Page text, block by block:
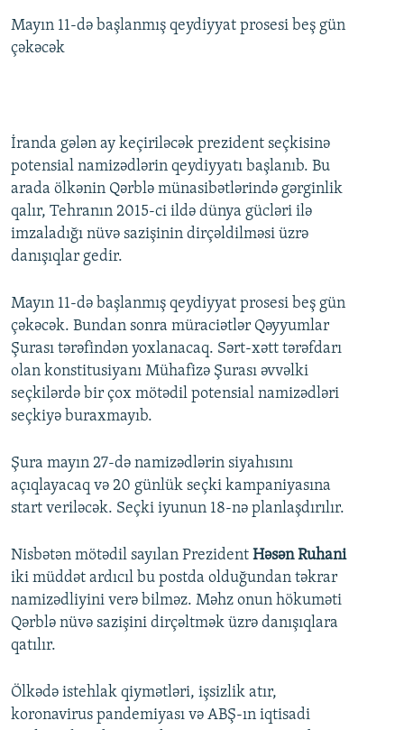
BIZIMLƏ ƏLAQƏ
XƏBƏR BÜLLETENLƏRIMIZ
Mayın 11-də başlanmış qeydiyyat prosesi beş gün
çəkəcək
İranda gələn ay keçiriləcək prezident seçkisinə
potensial namizədlərin qeydiyyatı başlanıb. Bu
arada ölkənin Qərblə münasibətlərində gərginlik
qalır, Tehranın 2015-ci ildə dünya gücləri ilə
imzaladığı nüvə sazişinin dirçəldilməsi üzrə
danışıqlar gedir.
Mayın 11-də başlanmış qeydiyyat prosesi beş gün
çəkəcək. Bundan sonra müraciətlər Qəyyumlar
Şurası tərəfindən yoxlanacaq. Sərt-xətt tərəfdarı
olan konstitusiyanı Mühafizə Şurası əvvəlki
seçkilərdə bir çox mötədil potensial namizədləri
seçkiyə buraxmayıb.
Şura mayın 27-də namizədlərin siyahısını
açıqlayacaq və 20 günlük seçki kampaniyasına
start veriləcək. Seçki iyunun 18-nə planlaşdırılır.
Nisbətən mötədil sayılan Prezident Həsən Ruhani
iki müddət ardıcıl bu postda olduğundan təkrar
namizədliyini verə bilməz. Məhz onun hökuməti
Qərblə nüvə sazişini dirçəltmək üzrə danışıqlara
qatılır.
Ölkədə istehlak qiymətləri, işsizlik atır,
koronavirus pandemiyası və ABŞ-ın iqtisadi